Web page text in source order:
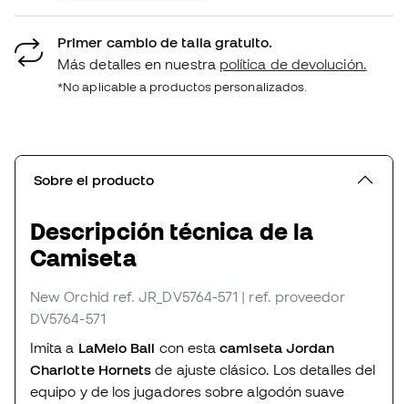
Primer cambio de talla gratuito.
Más detalles en nuestra política de devolución.
*No aplicable a productos personalizados.
Sobre el producto
Descripción técnica de la
Camiseta
New Orchid ref. JR_DV5764-571 | ref. proveedor
DV5764-571
Imita a LaMelo Ball con estacamiseta Jordan
Charlotte Hornets de ajuste clásico. Los detalles del
equipo y de los jugadores sobre algodón suave